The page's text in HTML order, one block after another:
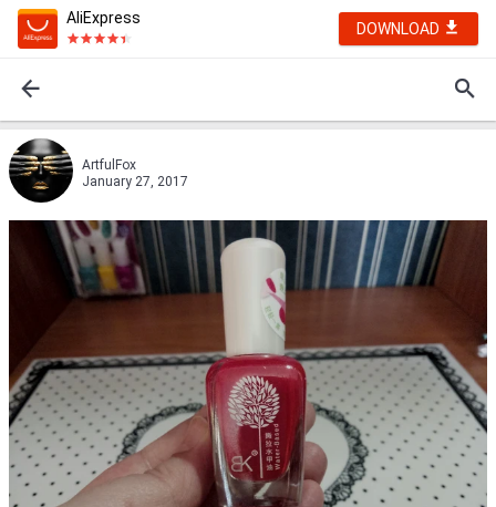
AliExpress
DOWNLOAD
ArtfulFox
January 27, 2017